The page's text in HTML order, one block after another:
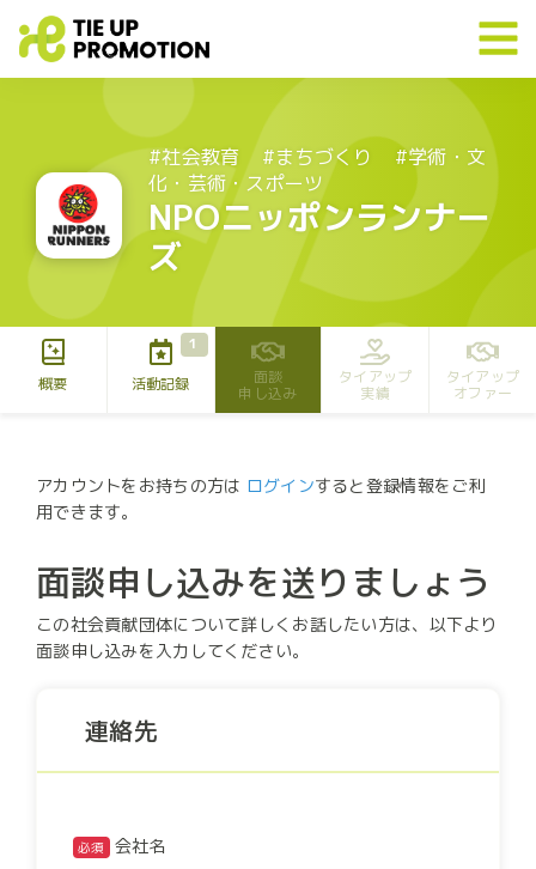
#社会教育 #まちづくり
#学術・文
化・芸術・スポーツ
NPOニッポンランナー
ズ
概要
1
活動記録
面談
申し込み
タイアップ
実績
タイアップ
オファー
アカウントをお持ちの方は ログインすると登録情報をご利
用できます。
面談申し込みを送りましょう
この社会貢献団体について詳しくお話したい方は、以下より
面談申し込みを入力してください。
連絡先
必須 会社名